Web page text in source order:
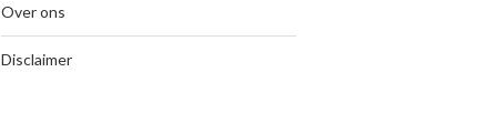
Over ons
Disclaimer